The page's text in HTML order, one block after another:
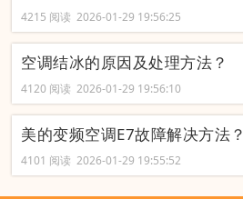
4215 阅读 2026-01-29 19:56:25
空调结冰的原因及处理方法？
4120 阅读 2026-01-29 19:56:10
美的变频空调E7故障解决方法？
4101 阅读 2026-01-29 19:55:52